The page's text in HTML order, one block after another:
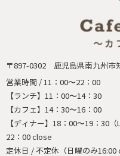
〒897-0302 鹿児島県南九州市
営業時間 / 11：00〜22：00
【ランチ】11：00〜14：30
【カフェ】14：30〜16：00
【ディナー】18：00〜19：30
22：00 close
定休日 / 不定休（日曜のみ16:00